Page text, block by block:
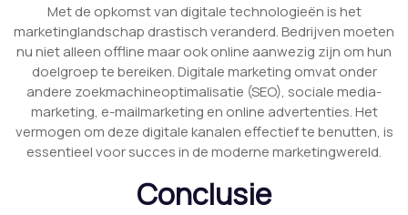
Met de opkomst van digitale technologieën is het
marketinglandschap drastisch veranderd. Bedrijven moeten
nu niet alleen offline maar ook online aanwezig zijn om hun
doelgroep te bereiken. Digitale marketing omvat onder
andere zoekmachineoptimalisatie (SEO), sociale media-
marketing, e-mailmarketing en online advertenties. Het
vermogen om deze digitale kanalen effectief te benutten, is
essentieel voor succes in de moderne marketingwereld.
Conclusie